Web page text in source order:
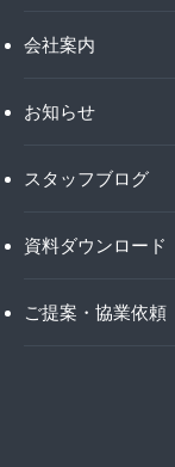
会社案内
お知らせ
スタッフブログ
資料ダウンロード
ご提案・協業依頼